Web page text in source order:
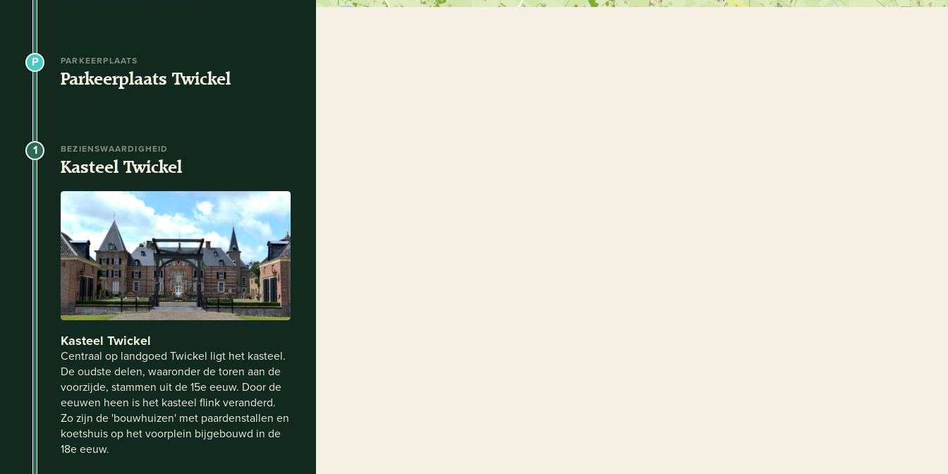
PARKEERPLAATS
Parkeerplaats Twickel
1 BEZIENSWAARDIGHEID
Kasteel Twickel
Kasteel Twickel
Centraal op landgoed Twickel ligt het kasteel.
De oudste delen, waaronder de toren aan de
voorzijde, stammen uit de 15e eeuw. Door de
eeuwen heen is het kasteel flink veranderd.
Zo zijn de 'bouwhuizen' met paardenstallen en
koetshuis op het voorplein bijgebouwd in de
18e eeuw.